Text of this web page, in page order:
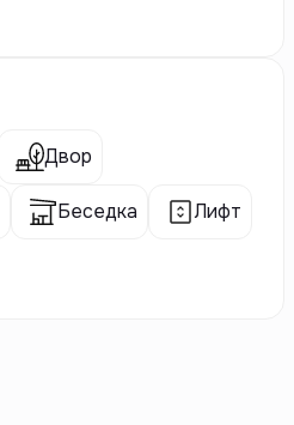
Двор
Беседка Лифт